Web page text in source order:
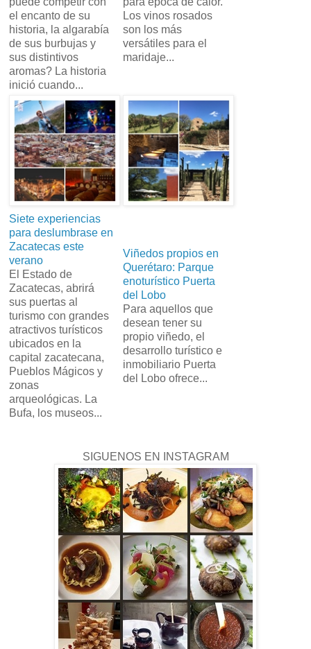
el encanto de su
historia, la algarabía
de sus burbujas y
sus distintivos
aromas? La historia
inició cuando...
Los vinos rosados
son los más
versátiles para el
maridaje...
Siete experiencias
para deslumbrase en
Zacatecas este
verano
El Estado de
Zacatecas, abrirá
sus puertas al
turismo con grandes
atractivos turísticos
ubicados en la
capital zacatecana,
Pueblos Mágicos y
zonas
arqueológicas. La
Bufa, los museos...
Viñedos propios en
Querétaro: Parque
enoturístico Puerta
del Lobo
Para aquellos que
desean tener su
propio viñedo, el
desarrollo turístico e
inmobiliario Puerta
del Lobo ofrece...
SIGUENOS EN INSTAGRAM